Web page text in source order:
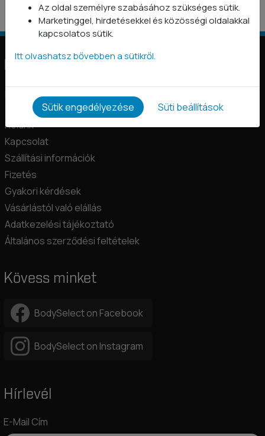
Információk
BODYSELECT nyereményjáték és promóciós szabályzatok
Rólunk
Kapcsolat
Szállítási információk
Fizetés
Gyakori kérdések
Vásárlástól való elállás
Adatkezelési tájékoztató
Általános szerződési feltételek
Kövess minket
BodySelect on Facebook
BodySelect on Instagram
Hírlevél
E-Mail Cím
Az oldal személyre szabásához szükséges sütik.
Marketinggel, hirdetésekkel és közösségi oldalakkal
kapcsolatos sütik.
Itt olvashatsz bővebben a sütikről.
Sütik engedélyezése Süti beállítások